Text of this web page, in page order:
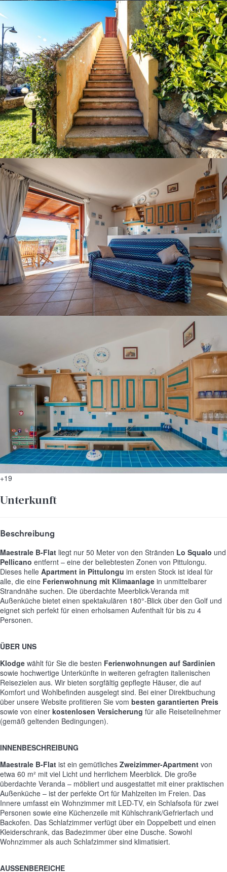
+19
Unterkunft
Beschreibung
Maestrale B-Flat liegt nur 50 Meter von den Stränden Lo Squalo und
Pellicano entfernt – eine der beliebtesten Zonen von Pittulongu.
Dieses helle Apartment in Pittulongu im ersten Stock ist ideal für
alle, die eine Ferienwohnung mit Klimaanlage in unmittelbarer
Strandnähe suchen. Die überdachte Meerblick-Veranda mit
Außenküche bietet einen spektakulären 180°-Blick über den Golf und
eignet sich perfekt für einen erholsamen Aufenthalt für bis zu 4
Personen.
ÜBER UNS
Klodge wählt für Sie die besten Ferienwohnungen auf Sardinien
sowie hochwertige Unterkünfte in weiteren gefragten italienischen
Reisezielen aus. Wir bieten sorgfältig gepflegte Häuser, die auf
Komfort und Wohlbefinden ausgelegt sind. Bei einer Direktbuchung
über unsere Website profitieren Sie vom besten garantierten Preis
sowie von einer kostenlosen Versicherung für alle Reiseteilnehmer
(gemäß geltenden Bedingungen).
INNENBESCHREIBUNG
Maestrale B-Flat ist ein gemütliches Zweizimmer-Apartment von
etwa 60 m² mit viel Licht und herrlichem Meerblick. Die große
überdachte Veranda – möbliert und ausgestattet mit einer praktischen
Außenküche – ist der perfekte Ort für Mahlzeiten im Freien. Das
Innere umfasst ein Wohnzimmer mit LED-TV, ein Schlafsofa für zwei
Personen sowie eine Küchenzeile mit Kühlschrank/Gefrierfach und
Backofen. Das Schlafzimmer verfügt über ein Doppelbett und einen
Kleiderschrank, das Badezimmer über eine Dusche. Sowohl
Wohnzimmer als auch Schlafzimmer sind klimatisiert.
AUSSENBEREICHE